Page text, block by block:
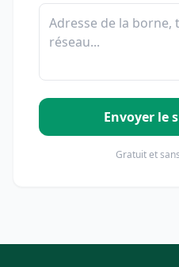
Envoyer le
Gratuit et